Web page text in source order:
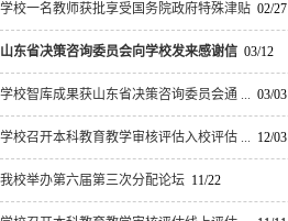
学校一名教师获批享受国务院政府特殊津贴 02/27
山东省决策咨询委员会向学校发来感谢信 03/12
学校智库成果获山东省决策咨询委员会通 ... 03/03
学校召开本科教育教学审核评估入校评估 ... 12/03
我校举办第六届第三次分配论坛 11/22